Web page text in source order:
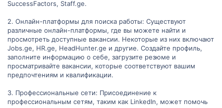
SuccessFactors, Staff.ge.
2. Онлайн-платформы для поиска работы: Существуют
различные онлайн-платформы, где вы можете найти и
просмотреть доступные вакансии. Некоторые из них включают
Jobs.ge, HR.ge, HeadHunter.ge и другие. Создайте профиль,
заполните информацию о себе, загрузите резюме и
просматривайте вакансии, которые соответствуют вашим
предпочтениям и квалификации.
3. Профессиональные сети: Присоединение к
профессиональным сетям, таким как LinkedIn, может помочь